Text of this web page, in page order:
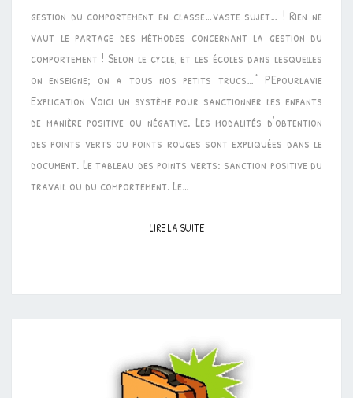
COMPORTEMENT
[RALLYE-
LIENS]
gestion du comportement en classe…vaste sujet… ! Rien ne
vaut le partage des méthodes concernant la gestion du
comportement ! Selon le cycle, et les écoles dans lesquelles
on enseigne; on a tous nos petits trucs…” PEpourlavie
Explication Voici un système pour sanctionner les enfants
de manière positive ou négative. Les modalités d’obtention
des points verts ou points rouges sont expliquées dans le
document. Le tableau des points verts: sanction positive du
travail ou du comportement. Le…
LIRE LA SUITELIRE LA SUITE